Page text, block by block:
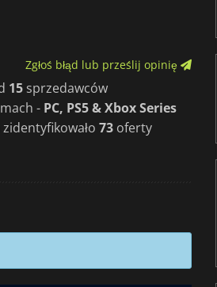
Zgłoś błąd lub prześlij opinię
15 sprzedawców
- PC, PS5 & Xbox Series
73 oferty